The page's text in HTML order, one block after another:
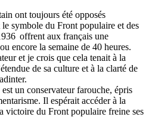
ont toujours été opposés
symbole du Front populaire et des
offrent aux français une
encore la semaine de 40 heures.
et je crois que cela tenait à la
de sa culture et à la clarté de
un conservateur farouche, épris
Il espérait accéder à la
victoire du Front populaire freine ses